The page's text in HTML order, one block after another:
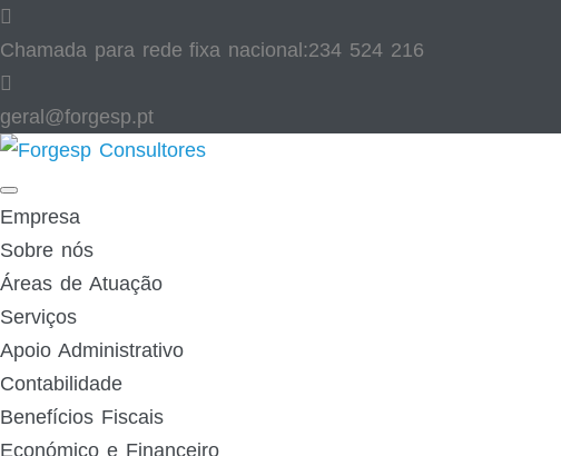
Skip
to
content
Chamada para rede fixa nacional:234 524 216
geral@forgesp.pt​
Facebook
Linked
In
Empresa
Sobre nós
Áreas de Atuação
Serviços
Apoio Administrativo
Contabilidade
Benefícios Fiscais
Económico e Financeiro